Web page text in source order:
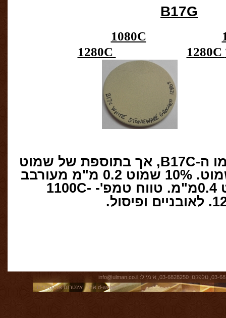
B17G
1080C
1280C
1280C
ה-B17C,
אך בתוספת של שמוט
. 10% שמוט 0.2 מ"מ מעורבב
0.4מ"מ. טווח טמפ'-
1100C-
.לאובניים ופיסול.
info@ulman.co.il
d-webs אתרי אינטרנט אפקטיביים